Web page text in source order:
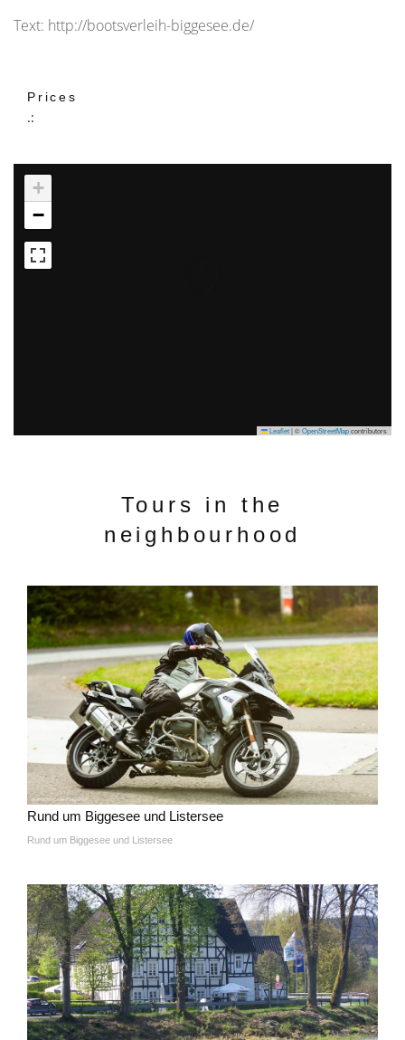
Text: http://bootsverleih-biggesee.de/
Prices
.:
+
−
Leaflet|©OpenStreetMapcontributors
Tours in the
neighbourhood
Rund um Biggesee und Listersee
Rund um Biggesee und Listersee